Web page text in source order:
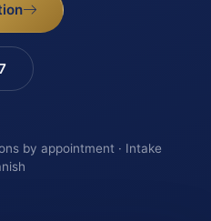
by appointment · Intake